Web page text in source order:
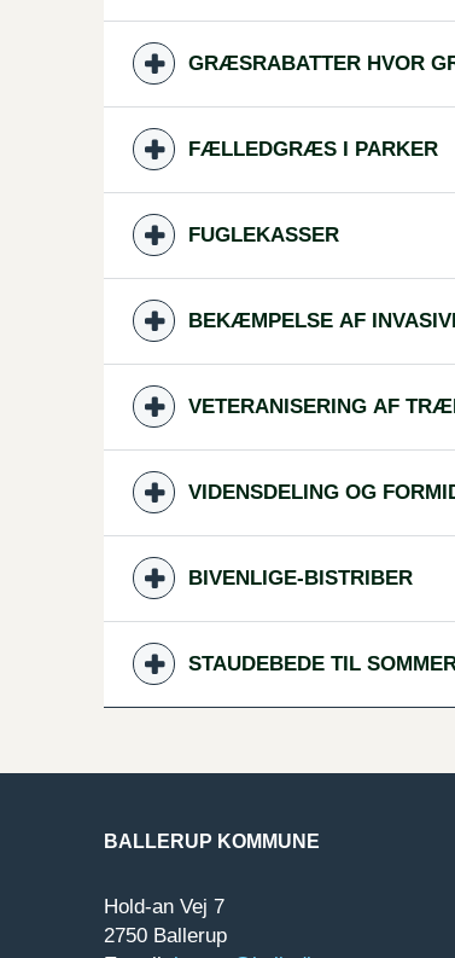
GRÆSRABATTER HVOR
FÆLLEDGRÆS I PARKER
FUGLEKASSER
BEKÆMPELSE AF
VETERANISERING AF
VIDENSDELING OG
BIVENLIGE-BISTRIBER
STAUDEBEDE TIL
BALLERUP KOMMUNE
Hold-an Vej 7
2750 Ballerup